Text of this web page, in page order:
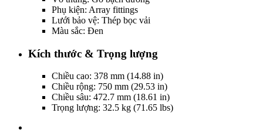
Phụ kiện: Array fittings
Lưới bảo vệ: Thép bọc vải
Màu sắc: Đen
Kích thước & Trọng lượng
Chiều cao: 378 mm (14.88 in)
Chiều rộng: 750 mm (29.53 in)
Chiều sâu: 472.7 mm (18.61 in)
Trọng lượng: 32.5 kg (71.65 lbs)